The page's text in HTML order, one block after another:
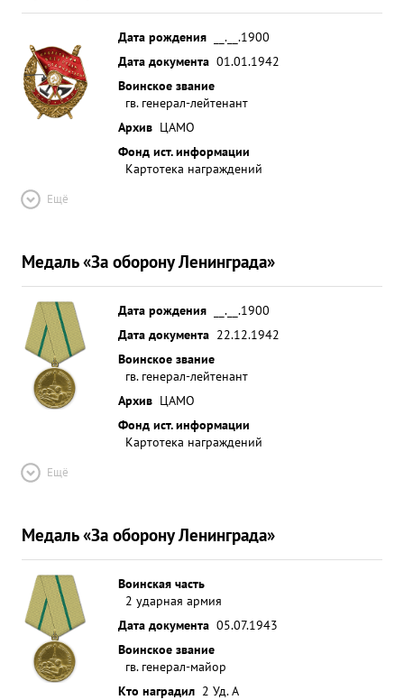
Дата рождения
__.__.1900
Дата документа 01.01.1942
Воинское звание
гв. генерал-лейтенант
Архив ЦАМО
Фонд ист. информации
Картотека награждений
Ещё
Медаль «За оборону Ленинграда»
Дата рождения
__.__.1900
Дата документа 22.12.1942
Воинское звание
гв. генерал-лейтенант
Архив ЦАМО
Фонд ист. информации
Картотека награждений
Ещё
Медаль «За оборону Ленинграда»
Воинская часть
2 ударная армия
Дата документа 05.07.1943
Воинское звание
гв. генерал-майор
Кто наградил 2 Уд. А